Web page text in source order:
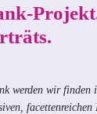
werden wir finden
facettenreichen